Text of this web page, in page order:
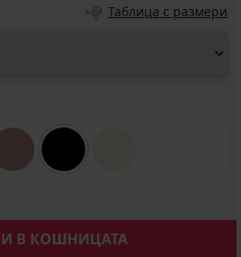
Таблица с размери
В КОШНИЦАТА